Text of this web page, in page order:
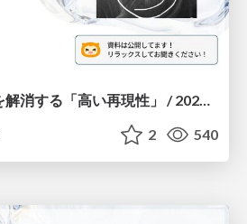
「高い不確実性」を解消する「高い再現性」 / 2025.09.14 プロダクトヒストリーカンファレンス（YOUTRUST）
2 540